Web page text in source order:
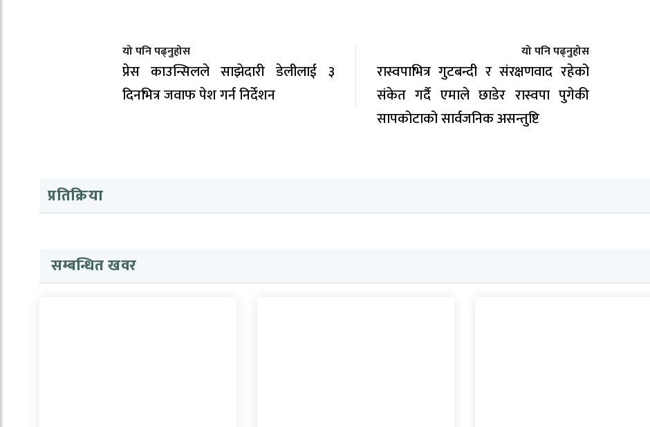
यो पनि पढ्नुहोस
प्रेस काउन्सिलले साझेदारी डेलीलाई ३
दिनभित्र जवाफ पेश गर्न निर्देशन
यो पनि पढ्नुहोस
रास्वपाभित्र गुटबन्दी र संरक्षणवाद रहेको
संकेत गर्दै एमाले छाडेर रास्वपा पुगेकी
सापकोटाको सार्वजनिक असन्तुष्टि
प्रतिक्रिया
सम्बन्धित खवर